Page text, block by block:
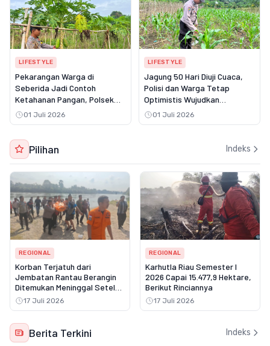
LIFESTYLE
Pekarangan Warga di
Seberida Jadi Contoh
Ketahanan Pangan, Polsek
Batang Gansal Turun
Langsung Lakukan Peninjauan
01 Juli 2026
LIFESTYLE
Jagung 50 Hari Diuji Cuaca,
Polisi dan Warga Tetap
Optimistis Wujudkan
Swasembada Pangan di
Batang Gansal
01 Juli 2026
Pilihan Indeks
REGIONAL
Korban Terjatuh dari
Jembatan Rantau Berangin
Ditemukan Meninggal Setelah
Tiga Hari Pencarian
17 Juli 2026
REGIONAL
Karhutla Riau Semester I
2026 Capai 15.477,9 Hektare,
Berikut Rinciannya
17 Juli 2026
Berita Terkini Indeks